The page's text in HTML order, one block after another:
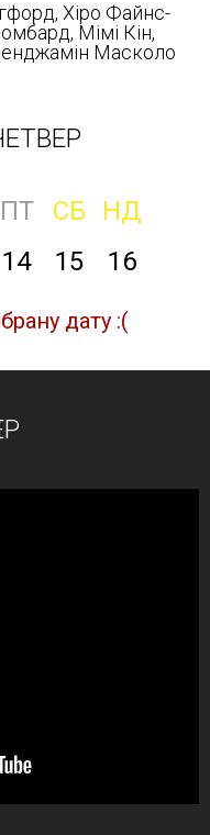
Хіро Файнс-
Мімі Кін,
Масколо
ПТ СБ
НД
14 15 16
дату :(